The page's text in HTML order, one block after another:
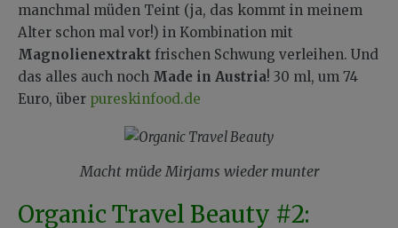
manchmal müden Teint (ja, das kommt in meinem
Alter schon mal vor!) in Kombination mit
Magnolienextrakt frischen Schwung verleihen. Und
das alles auch noch Made in Austria! 30 ml, um 74
Euro, über pureskinfood.de
Macht müde Mirjams wieder munter
Organic Travel Beauty #2: